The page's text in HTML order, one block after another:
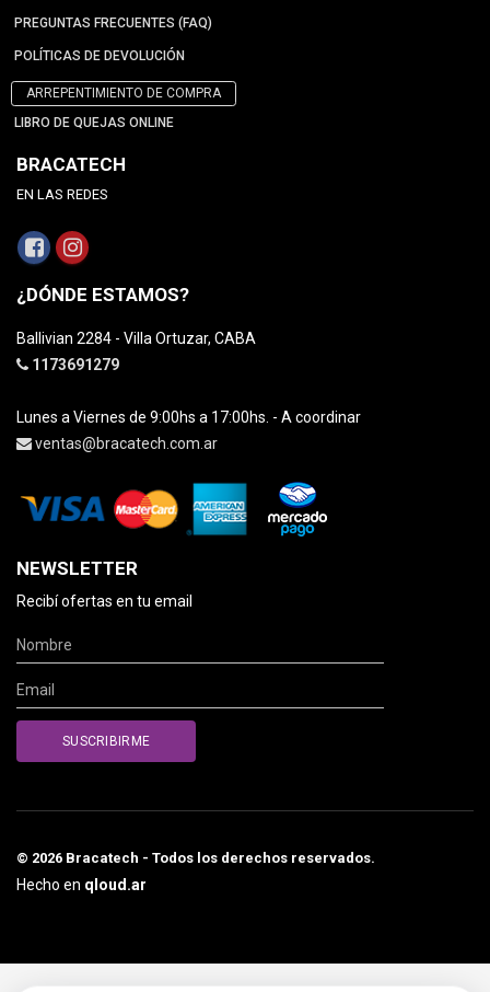
PREGUNTAS FRECUENTES (FAQ)
POLÍTICAS DE DEVOLUCIÓN
ARREPENTIMIENTO DE COMPRA
LIBRO DE QUEJAS ONLINE
BRACATECH
EN LAS REDES
¿DÓNDE ESTAMOS?
Ballivian 2284 - Villa Ortuzar, CABA
1173691279
Lunes a Viernes de 9:00hs a 17:00hs. - A coordinar
ventas@bracatech.com.ar
NEWSLETTER
Recibí ofertas en tu email
© 2026 Bracatech - Todos los derechos reservados.
Hecho en qloud.ar